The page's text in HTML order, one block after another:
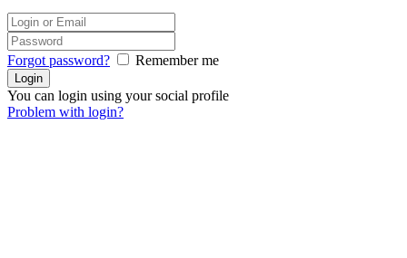
Forgot password? Remember me
You can login using your social profile
Problem with login?